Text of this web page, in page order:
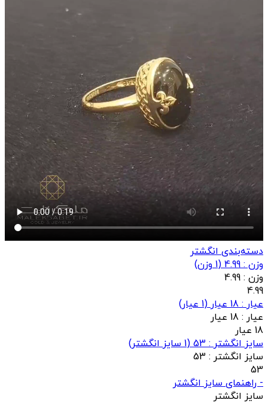
دسته‌بندی انگشتر
وزن : 4.99
(
1 وزن)
وزن : 4.99
4.99
عيار : 18 عیار
(
1 عيار)
عيار : 18 عیار
18 عیار
سایز انگشتر : 53
(
1 سایز انگشتر)
سایز انگشتر : 53
53
- راهنمای سایز انگشتر
سایز انگشتر